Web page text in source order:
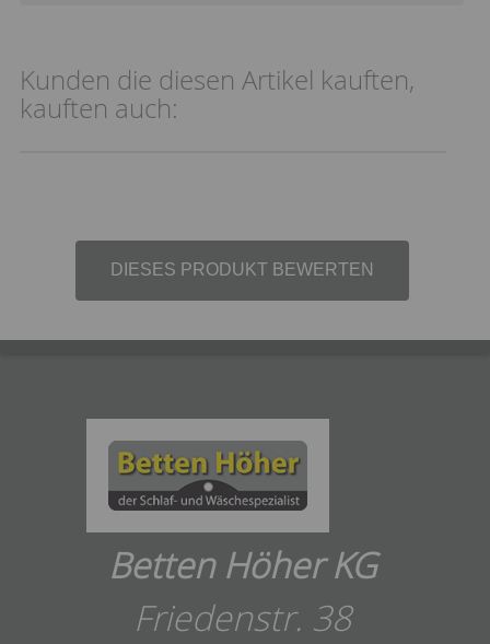
Kunden die diesen Artikel kauften,
kauften auch:
DIESES PRODUKT BEWERTEN
Betten Höher KG
Friedenstr. 38